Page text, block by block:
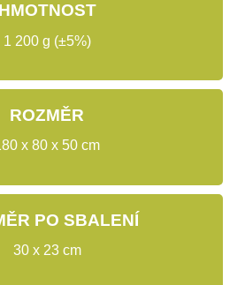
HMOTNOST
1 200 g (±5%)
ROZMĚR
x 80 x 50 cm
PO SBALENÍ
30 x 23 cm